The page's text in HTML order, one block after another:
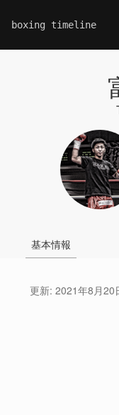
boxing timeline
基本情報
更新: 2021年8月20